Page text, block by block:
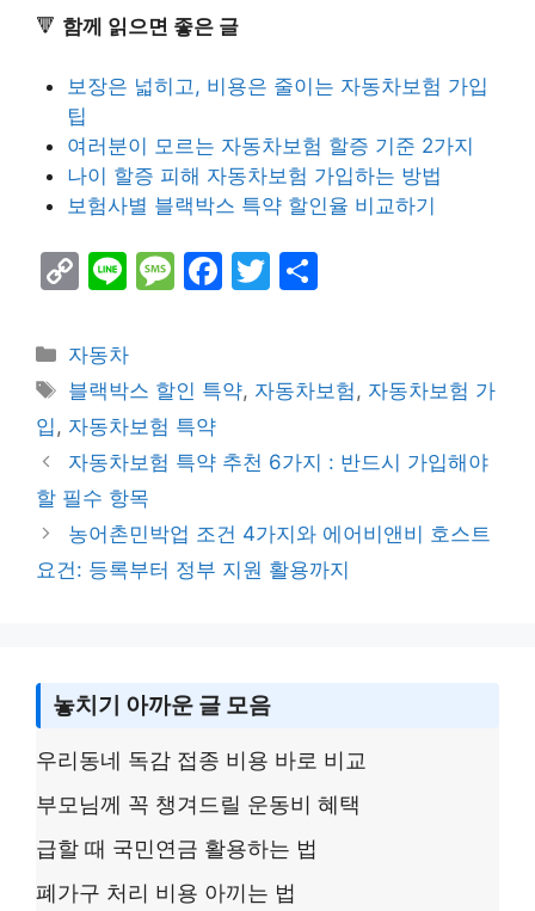
🔻 함께 읽으면 좋은 글
보장은 넓히고, 비용은 줄이는 자동차보험 가입
팁
여러분이 모르는 자동차보험 할증 기준 2가지
나이 할증 피해 자동차보험 가입하는 방법
보험사별 블랙박스 특약 할인율 비교하기
C
p
y
Li
n
k
Li
e
M
s
a
g
F
e
o
k
T
er e
Categories
자동차
Tags
블랙박스 할인 특약, 자동차보험 , 자동차보험 가
입 , 자동차보험 특약
자동차보험 특약 추천 6가지 : 반드시 가입해야
할 필수 항목
농어촌민박업 조건 4가지와 에어비앤비 호스트
요건: 등록부터 정부 지원 활용까지
놓치기 아까운 글 모음
우리동네 독감 접종 비용 바로 비교
부모님께 꼭 챙겨드릴 운동비 혜택
급할 때 국민연금 활용하는 법
폐가구 처리 비용 아끼는 법